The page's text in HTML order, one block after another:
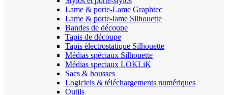
Lame & porte-Lame Graphtec
Lame & porte-lame Silhouette
Bandes de découpe
Tapis de découpe
Tapis électrostatique Silhouette
Médias spéciaux Silhouette
Médias speciaux LOKLiK
Sacs & housses
Logiciels & téléchargements numériques
Outils